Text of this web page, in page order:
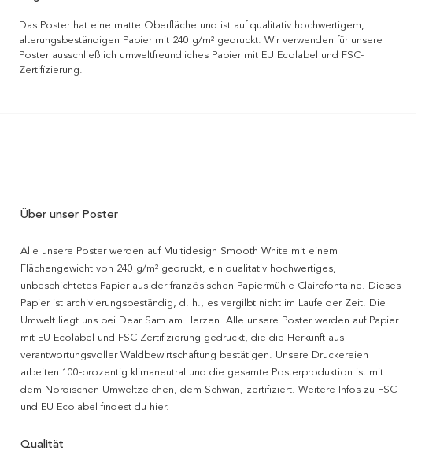
Das Poster hat eine matte Oberfläche und ist auf qualitativ hochwertigem,
alterungsbeständigen Papier mit 240 g/m² gedruckt. Wir verwenden für unsere
Poster ausschließlich umweltfreundliches Papier mit EU Ecolabel und FSC-
Zertifizierung.
Über unser Poster
Alle unsere Poster werden auf Multidesign Smooth White mit einem
Flächengewicht von 240 g/m² gedruckt, ein qualitativ hochwertiges,
unbeschichtetes Papier aus der französischen Papiermühle Clairefontaine. Dieses
Papier ist archivierungsbeständig, d. h., es vergilbt nicht im Laufe der Zeit. Die
Umwelt liegt uns bei Dear Sam am Herzen. Alle unsere Poster werden auf Papier
mit EU Ecolabel und FSC-Zertifizierung gedruckt, die die Herkunft aus
verantwortungsvoller Waldbewirtschaftung bestätigen. Unsere Druckereien
arbeiten 100-prozentig klimaneutral und die gesamte Posterproduktion ist mit
dem Nordischen Umweltzeichen, dem Schwan, zertifiziert. Weitere Infos zu FSC
und EU Ecolabel findest du hier.
Qualität